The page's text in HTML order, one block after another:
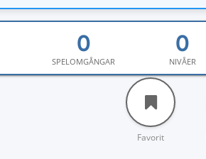
SPELOMGÅNGAR NIVÅER
Favorit